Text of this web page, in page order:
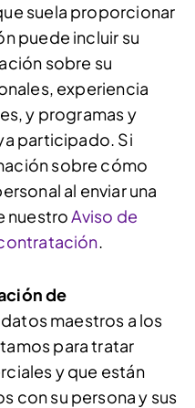
suela proporcionar
puede incluir su
sobre su
experiencia
y programas y
participado. Si
sobre cómo
al enviar una
nuestroAviso de
.
de
maestros a los
para tratar
y que están
con su persona y sus